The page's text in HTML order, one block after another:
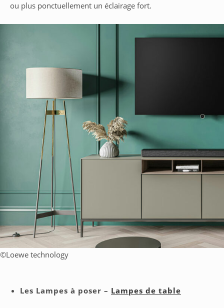
ou plus ponctuellement un éclairage fort.
©Loewe technology
Les Lampes à poser – Lampes de table